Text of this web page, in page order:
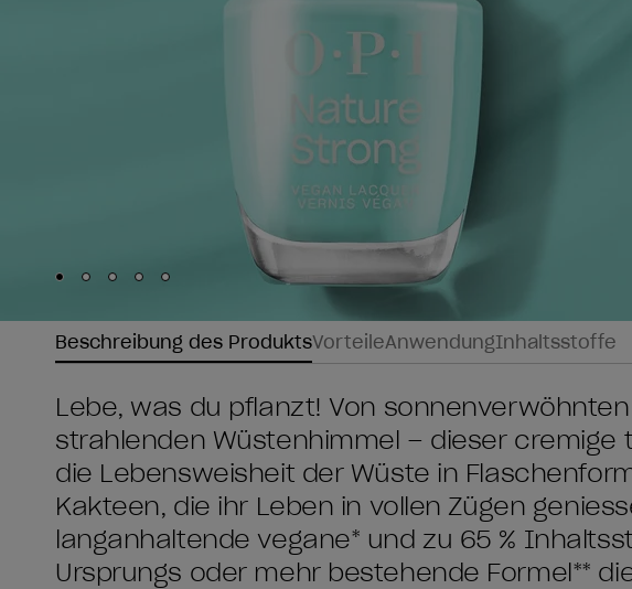
Skip to slide
Skip to slide
Skip to slide
Skip to slide
Skip to slide5
Beschreibung des ProduktsVorteileAnwendungInhaltsstoffe
Lebe, was du pflanzt! Von
strahlenden Wüstenhimmel – dieser cremige
die Lebensweisheit der Wüste in
Kakteen, die ihr Leben in vollen Zügen
langanhaltende vegane* und zu ​65 %
Ursprungs oder mehr bestehende Formel**